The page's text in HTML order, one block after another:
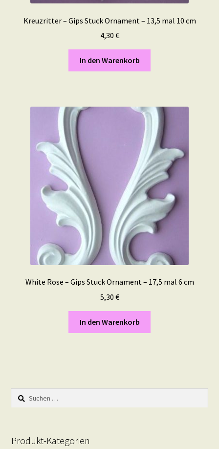
Kreuzritter – Gips Stuck Ornament – 13,5 mal 10 cm
4,30 €
In den Warenkorb
White Rose – Gips Stuck Ornament – 17,5 mal 6 cm
5,30 €
In den Warenkorb
Suchen
nach:
Produkt-Kategorien